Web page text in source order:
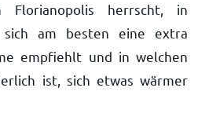
herrscht, in
sich am besten eine extra
empfiehlt und in welchen
ist, sich etwas wärmer